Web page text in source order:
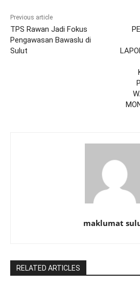
Previous article
TPS Rawan Jadi Fokus
Pengawasan Bawaslu di
Sulut
maklumat
RELATED ARTICLES